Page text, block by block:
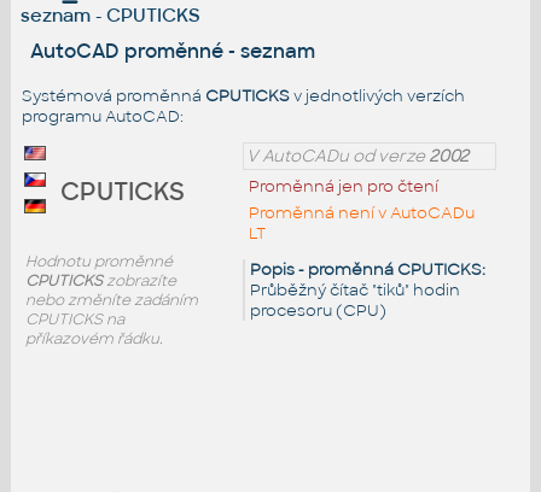
seznam - CPUTICKS
AutoCAD proměnné - seznam
Systémová proměnná CPUTICKSv jednotlivých verzích
programu AutoCAD:
V AutoCADu od verze2002
Proměnná jen pro čtení
Proměnná není v AutoCADu
LT
Popis - proměnná CPUTICKS:
Průběžný čítač "tiků" hodin
procesoru (CPU)
CPUTICKS
Hodnotu proměnné
CPUTICKSzobrazíte
nebo změníte zadáním
CPUTICKS na
příkazovém řádku.